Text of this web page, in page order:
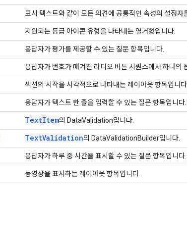
표시 텍스트와 같이 모든 의견에 공통적인 속성의 설정
지원되는 등급 아이콘 유형을 나타내는 열거형입니다.
응답자가 평가를 제공할 수 있는 질문 항목입니다.
응답자가 번호가 매겨진 라디오 버튼 시퀀스에서 하나의
섹션의 시작을 시각적으로 나타내는 레이아웃 항목입니
응답자가 텍스트 한 줄을 입력할 수 있는 질문 항목입니다.
TextItem의 DataValidation입니다.
TextValidation의 DataValidationBuilder입니다.
응답자가 하루 중 시간을 표시할 수 있는 질문 항목입니다.
동영상을 표시하는 레이아웃 항목입니다.